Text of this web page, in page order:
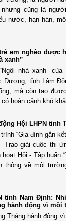
cũng là
nước, hạn hán,
em nghèo được
xanh”
nhà xanh”
Dương, tỉnh Lâm
mà còn tạo
hoàn cảnh khó
Hội LHPN tỉnh
“Gia đình gắn
Trao giải cuộc thi
Hội - Tập huấn
thông về môi
tỉnh Nam Định:
hành động vì môi
Tháng hành động